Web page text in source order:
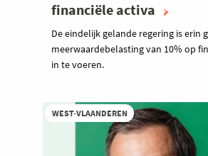
financiële activa
De eindelijk gelande regering is erin
meerwaardebelasting van 10% op
in te voeren.
WEST-VLAANDEREN